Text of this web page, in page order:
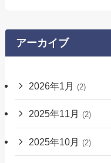
アーカイブ
2026年1月 (2)
2025年11月 (2)
2025年10月 (2)